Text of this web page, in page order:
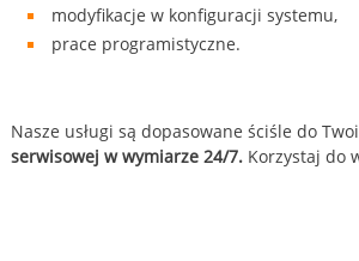
modyfikacje w konfiguracji systemu,
prace programistyczne.
Nasze usługi są dopasowane ściśle do
serwisowej w wymiarze 24/7. Korzystaj do